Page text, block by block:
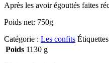
Après les avoir égouttés faites
Poids net: 750g
Catégorie : Les confits
Poids 1130 g